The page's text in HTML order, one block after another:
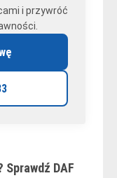
i przywróć
DAF